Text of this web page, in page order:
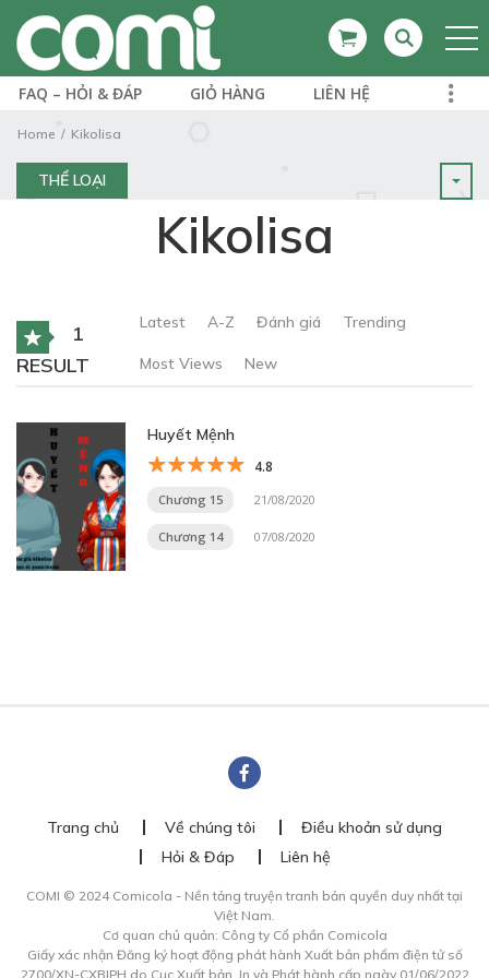
FAQ – HỎI & ĐÁP GIỎ HÀNG LIÊN HỆ
Home Kikolisa
THỂ LOẠI
Kikolisa
1
RESULT
Latest A-Z Đánh giá Trending
Most Views New
Huyết Mệnh
4.8
Chương 15 21/08/2020
Chương 14 07/08/2020
Trang chủ Về chúng tôi
Điều khoản sử dụng
Hỏi & Đáp
Liên hệ
COMI © 2024 Comicola - Nền tảng truyện tranh bản quyền duy nhất tại
Việt Nam.
Cơ quan chủ quản: Công ty Cổ phần Comicola
Giấy xác nhận Đăng ký hoạt động phát hành Xuất bản phẩm điện tử số
2700/XN-CXBIPH do Cục Xuất bản, In và Phát hành cấp ngày 01/06/2022